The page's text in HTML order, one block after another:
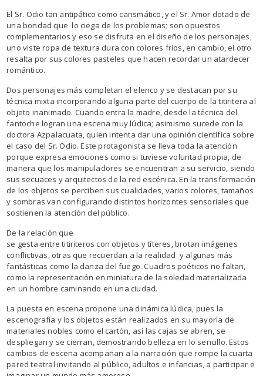
El Sr. Odio tan antipático como carismático, y el Sr. Amor dotado de
una bondad que lo ciega de los problemas; son opuestos
complementarios y eso se disfruta en el diseño de los personajes,
uno viste ropa de textura dura con colores fríos, en cambio, el otro
resalta por sus colores pasteles que hacen recordar un atardecer
romántico.
Dos personajes más completan el elenco y se destacan por su
técnica mixta incorporando alguna parte del cuerpo de la titiritera al
objeto inanimado. Cuando entra la madre, desde la técnica del
fantoche logran una escena muy lúdica; asimismo sucede con la
doctora Azpalacuata, quien intenta dar una opinión científica sobre
el caso del Sr. Odio. Este protagonista se lleva toda la atención
porque expresa emociones como si tuviese voluntad propia, de
manera que los manipuladores se encuentran a su servicio, siendo
sus secuaces y arquitectos de la red escénica. En la transformación
de los objetos se perciben sus cualidades, varios colores, tamaños
y sombras van configurando distintos horizontes sensoriales que
sostienen la atención del público.
De la relación que
se gesta entre titiriteros con objetos y títeres, brotan imágenes
conflictivas, otras que recuerdan a la realidad y algunas más
fantásticas como la danza del fuego. Cuadros poéticos no faltan,
como la representación en miniatura de la soledad materializada
en un hombre caminando en una ciudad.
La puesta en escena propone una dinámica lúdica, pues la
escenografía y los objetos están realizados en su mayoría de
materiales nobles como el cartón, así las cajas se abren, se
despliegan y se cierran, demostrando belleza en lo sencillo. Estos
cambios de escena acompañan a la narración que rompe la cuarta
pared teatral invitando al público, adultos e infancias, a participar e